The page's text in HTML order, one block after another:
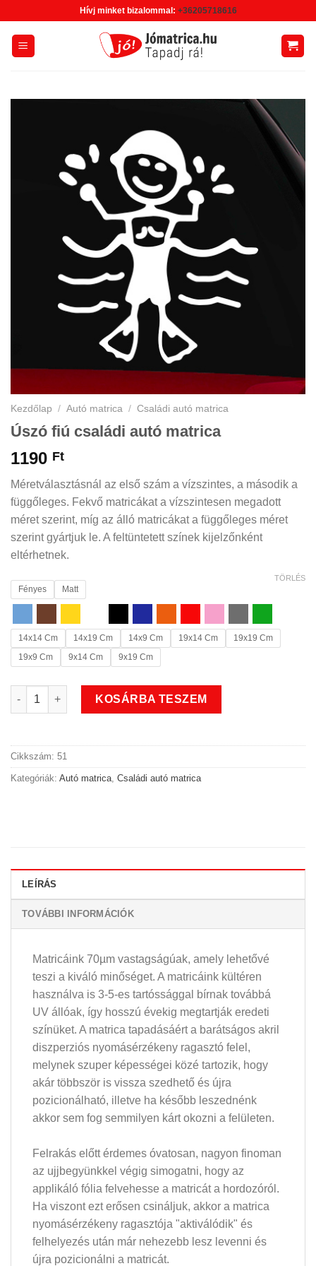
content
Hívj minket bizalommal: +36205718616
Kezdőlap / Autó matrica / Családi autó matrica
Úszó fiú családi autó matrica
1190 Ft
Méretválasztásnál az első szám a vízszintes, a második a
függőleges. Fekvő matricákat a vízszintesen megadott
méret szerint, míg az álló matricákat a függőleges méret
szerint gyártjuk le. A feltüntetett színek kijelzőnként
eltérhetnek.
Fényes Matt
14x14 Cm 14x19 Cm 14x9 Cm 19x14 Cm
19x19 Cm
19x9 Cm
9x14 Cm 9x19 Cm
TÖRLÉS
Úszó fiú családi autó matrica mennyiség
KOSÁRBA TESZEM
Cikkszám: 51
Kategóriák: Autó matrica Családi autó matrica
LEÍRÁS
TOVÁBBI INFORMÁCIÓK
Matricáink 70µm vastagságúak, amely lehetővé
teszi a kiváló minőséget. A matricáink kültéren
használva is 3-5-es tartóssággal bírnak továbbá
UV állóak, így hosszú évekig megtartják eredeti
színüket. A matrica tapadásáért a barátságos akril
diszperziós nyomásérzékeny ragasztó felel,
melynek szuper képességei közé tartozik, hogy
akár többször is vissza szedhető és újra
pozicionálható, illetve ha később leszednénk
akkor sem fog semmilyen kárt okozni a felületen.
Felrakás előtt érdemes óvatosan, nagyon finoman
az ujjbegyünkkel végig simogatni, hogy az
applikáló fólia felvehesse a matricát a hordozóról.
Ha viszont ezt erősen csináljuk, akkor a matrica
nyomásérzékeny ragasztója "aktiválódik" és
felhelyezés után már nehezebb lesz levenni és
újra pozicionálni a matricát.